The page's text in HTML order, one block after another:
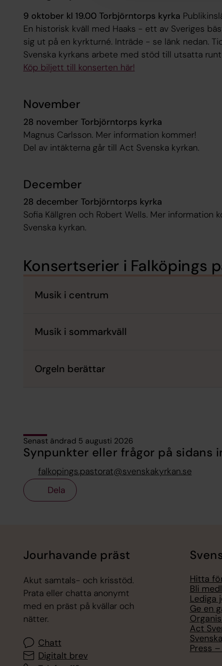
9 oktober kl 19.00 Torbjörntorps kyrka
En historisk kväll med Haaks - ett av Sveriges
sig ut på en kyrkturné. Inträde - se länk nedan.
Svenska kyrkans arbete med stöd till utsatta
Köp biljett till konserten här!
November
28 november Torbjörntorps kyrka
Magnus Carlsson. Mer information kommer!
Del av intäkterna går till Act Svenska kyrkan.
December
28 december Torbjörntorps kyrka
Sofia Källgren och Robert Wells. Mer information
Svenska kyrkan.
Konsertserier i Falköpings
Musik i centrum
Musik i sommarkväll
Orgeln berättar
Senast ändrad 5 augusti 2026
Synpunkter eller frågor på sidans
falkopings.pastorat@svenskakyrkan.se
Dela
Jourhavande präst
Akut samtals- och krisstöd.
Prata eller chatta anonymt
med en präst på kvällar och
nätter.
Chatt
Digitalt brev
Hitta
Bli
Lediga
Ge en
Act
Press